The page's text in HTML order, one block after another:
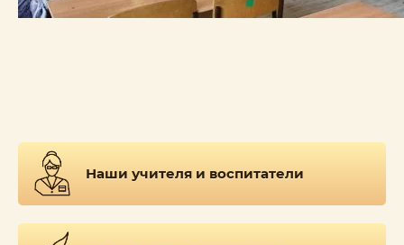
Наши учителя и воспитатели